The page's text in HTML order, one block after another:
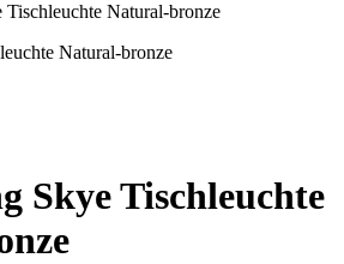
Natural-bronze
Natural-bronze
Skye Tischleuchte